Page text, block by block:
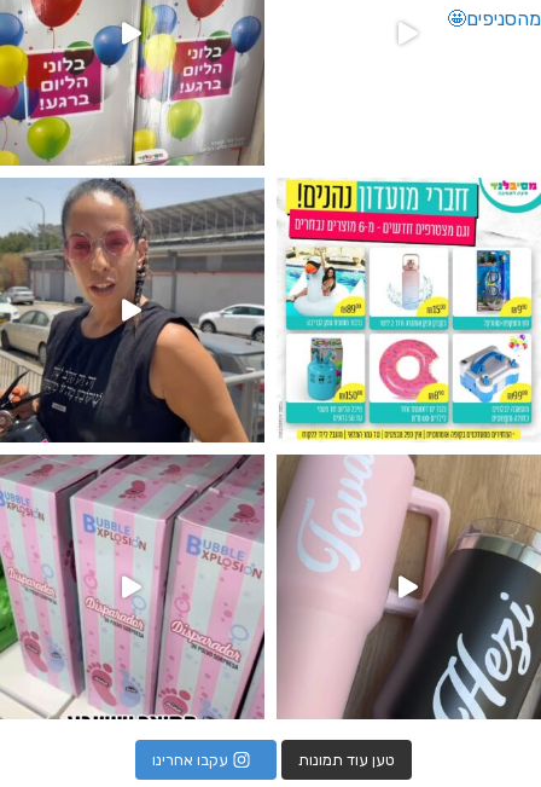
מין העובר רק במסיבלנד !! קיים
מטף לגילוי מין העובר חזר למלא
טען עוד תמונות עקבו אחרינו